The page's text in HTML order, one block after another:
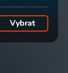
Vybrat